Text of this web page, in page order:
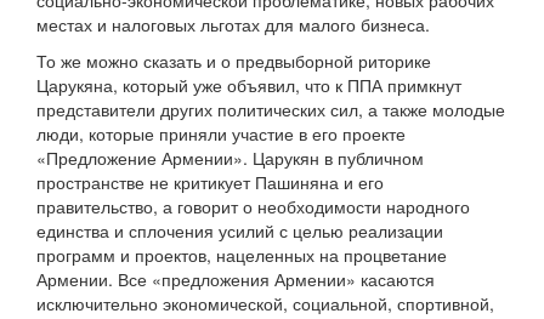
местах и налоговых льготах для малого бизнеса.
То же можно сказать и о предвыборной риторике
Царукяна, который уже объявил, что к ППА примкнут
представители других политических сил, а также молодые
люди, которые приняли участие в его проекте
«Предложение Армении». Царукян в публичном
пространстве не критикует Пашиняна и его
правительство, а говорит о необходимости народного
единства и сплочения усилий с целью реализации
программ и проектов, нацеленных на процветание
Армении. Все «предложения Армении» касаются
исключительно экономической, социальной, спортивной,